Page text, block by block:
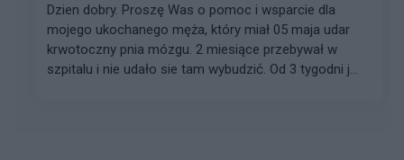
Dzien dobry. Proszę Was o pomoc i wsparcie dla
mojego ukochanego męża, który miał 05 maja udar
krwotoczny pnia mózgu. 2 miesiące przebywał w
szpitalu i nie udało sie tam wybudzić. Od 3 tygodni j...